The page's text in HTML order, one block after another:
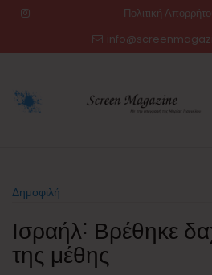
Πολιτική
Δημοφιλή
Ισραήλ˸ Βρέθηκε
της μέθης